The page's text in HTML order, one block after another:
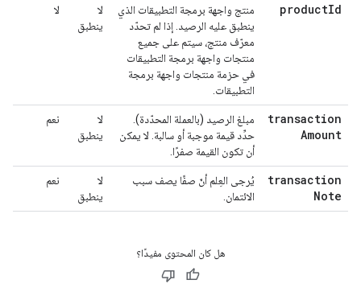
productId
منتج واجهة برمجة التطبيقات الذي
ينطبق عليه الرصيد. إذا لم تحدّد
معرّف منتج، سيتم على جميع
منتجات واجهة برمجة التطبيقات
في حزمة منتجات واجهة برمجة
التطبيقات.
لا
ينطبق
لا
transaction
Amount
مبلغ الرصيد (بالعملة المحدّدة).
حدِّد قيمة موجبة أو سالبة. لا يمكن
أن تكون القيمة صفرًا.
لا
ينطبق
نعم
transaction
Note
يُرجى العِلم أنّ صفًا يصف سبب
الائتمان.
لا
ينطبق
نعم
هل كان المحتوى مفيدًا؟